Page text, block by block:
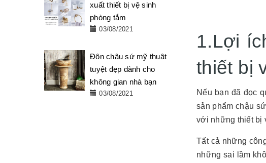
1.Lợi
thiết bị
Nếu bạn đã đọc
sản phẩm chậu
với những thiết bị
Tất cả những
những sai lầm
xuất thiết bị vệ sinh
phòng tắm
03/08/2021
Đôn chậu sứ mỹ thuật
tuyệt đẹp dành cho
không gian nhà bạn
03/08/2021